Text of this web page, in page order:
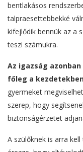
bentlakásos
talpraesettebbekké
kifejlődik bennük az a
teszi számukra.
Az igazság
főleg a
gyermeket
szerep, hogy
biztonságérzetet
A szülőknek is arra